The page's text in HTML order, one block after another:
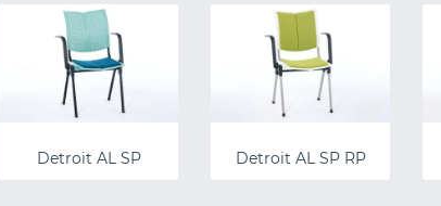
Detroit AL SP Detroit AL SP RP